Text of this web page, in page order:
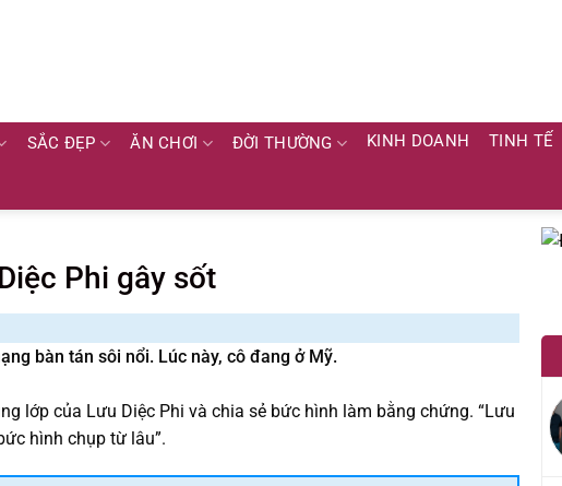
SẮC ĐẸP ĂN CHƠI ĐỜI THƯỜNG KINH DOANH TINH TẾ
Phi gây sốt
bàn tán sôi nổi. Lúc này, cô đang ở Mỹ.
lớp của Lưu Diệc Phi và chia sẻ bức hình làm bằng chứng. “Lưu
hình chụp từ lâu”.